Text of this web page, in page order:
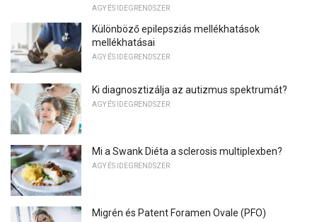
AGY ÉS IDEGRENDSZER
Különböző epilepsziás mellékhatások
mellékhatásai
AGY ÉS IDEGRENDSZER
Ki diagnosztizálja az autizmus spektrumát?
AGY ÉS IDEGRENDSZER
Mi a Swank Diéta a sclerosis multiplexben?
AGY ÉS IDEGRENDSZER
Migrén és Patent Foramen Ovale (PFO)